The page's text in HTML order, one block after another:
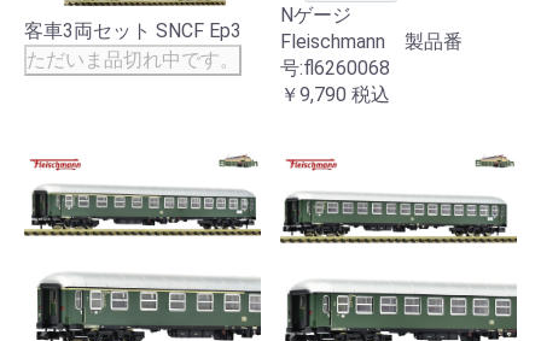
客車3両セット SNCF Ep3
ただいま品切れ中です。
Nゲージ
Fleischmann 製品番
号:fl6260068
￥9,790 税込